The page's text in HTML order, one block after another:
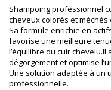
Shampoing professionnel
cheveux colorés et méchés
Sa formule enrichie en
favorise une meilleure
l’équilibre du cuir
dégorgement et optimise
Une solution adaptée à un
professionnelle.